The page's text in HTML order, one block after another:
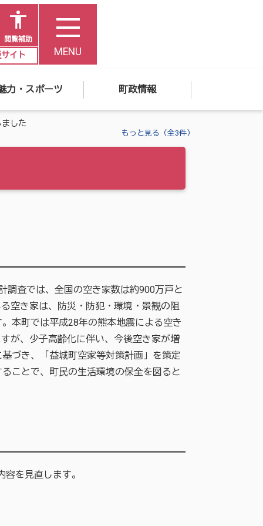
閲覧補助
イト MENU
力・スポーツ 町政情報
した
もっと見る（全3件）
査では、全国の空き家数は約900万戸と
空き家は、防災・防犯・環境・景観の阻
本町では平成28年の熊本地震による空き
が、少子高齢化に伴い、今後空き家が増
づき、「益城町空家等対策計画」を策定
ことで、町民の生活環境の保全を図ると
を見直します。